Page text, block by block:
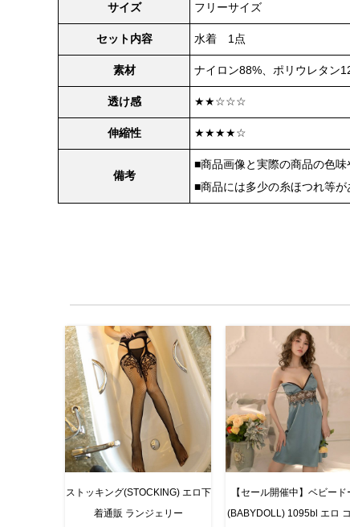
サイズ フリーサイズ
セット内容 水着 1点
素材 ナイロン88%、ポリウレタン
透け感 ★★☆☆☆
伸縮性 ★★★★☆
備考
■商品画像と実際の商品の色味
■商品には多少の糸ほつれ等が
ストッキング(STOCKING) エロ下
着通販 ランジェリー
【セール開催中】ベビード
(BABYDOLL) 1095bl エロ